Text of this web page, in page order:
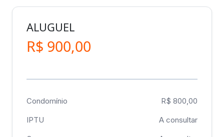
ALUGUEL
R$ 900,00
Condomínio
R$ 800,00
IPTU
A consultar